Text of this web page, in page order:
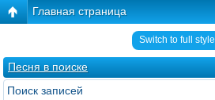
Главная страница
Switch to full style
Песня в поиске
Поиск записей